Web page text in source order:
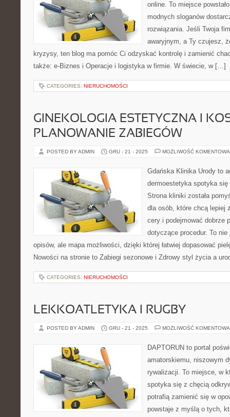
online. To miejsce
modnych sloganów
rozwiązania. Jeśli Twoja
awaryjnym, a Ty czujesz,
kryzysy, ten blog ma pomóc Ci odzyskać kontrolę i zamienić
także: e-Biznes i Operacje i logistyka w firmie. W świecie, w […]
CATEGORIES: NIERUCHOMOŚCI
GINEKOLOGIA ESTETYCZNA I
PLANOWANIE ZABIEGÓW
POSTED BY ADMIN GRU - 21 - 2025 MOŻLIWOŚĆ
Gdańska Klinika Urody to
dermoestetyka spotyka
Strona kliniki została
dla osób, które chcą lepiej
cery i podejmować dobrze
dotyczące procedur. To
opisów, ale mapa możliwości, dzięki której łatwiej dopasować
Nowości na stronie to Zabiegi sezonowe i Zdrowy styl życia a
CATEGORIES: NIERUCHOMOŚCI
LEKKOATLETYKA I RUGBY
POSTED BY ADMIN GRU - 21 - 2025 MOŻLIWOŚĆ
DAPTORUN to portal
amatorskiemu, niszowym
rywalizacji. To miejsce, w
spotyka się z chęcią
potrafią zamienić się w
powstaje z myślą o tych,